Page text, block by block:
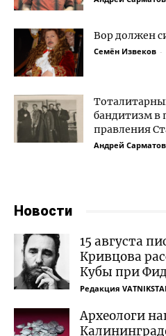
Вор должен
Семён Извеков -
бандитизм в
правления
Андрей Сарматов
Новости
15 августа
Кривцова
Кубы при
Редакция
Археологи